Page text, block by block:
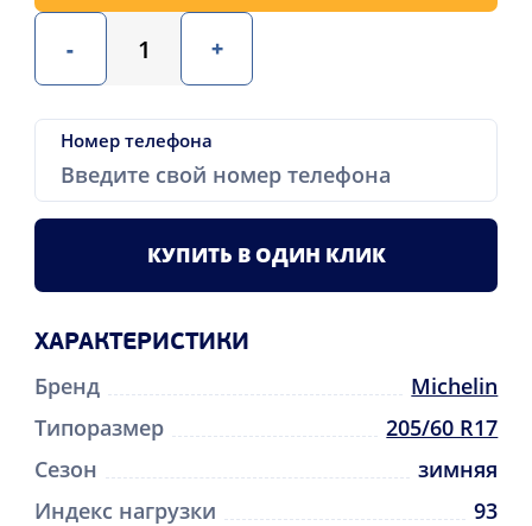
- +
Номер телефона
КУПИТЬ В ОДИН КЛИК
ХАРАКТЕРИСТИКИ
Бренд
Michelin
Типоразмер
205/60 R17
Сезон
зимняя
Индекс нагрузки
93